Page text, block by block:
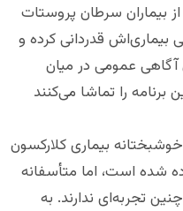
بیماران سرطان پروستات
بیماری‌اش قدردانی کرده و
آگاهی عمومی در میان
برنامه را تماشا می‌کنند
بیماری کلارکسون
شده است، اما متأسفانه
تجربه‌ای ندارند. به